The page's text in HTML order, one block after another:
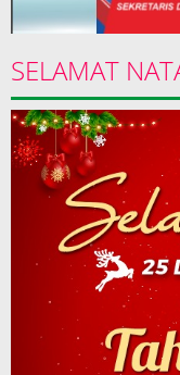
SELAMAT